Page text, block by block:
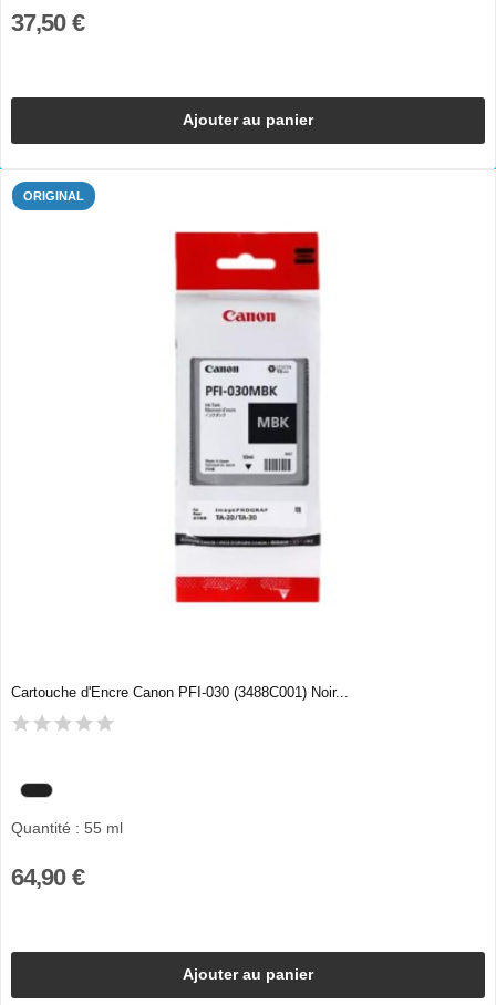
37,50 €
Ajouter au panier
ORIGINAL
Cartouche d'Encre Canon PFI-030 (3488C001) Noir...
Quantité : 55 ml
64,90 €
Ajouter au panier